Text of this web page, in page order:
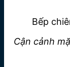
Bếp
Cận cảnh